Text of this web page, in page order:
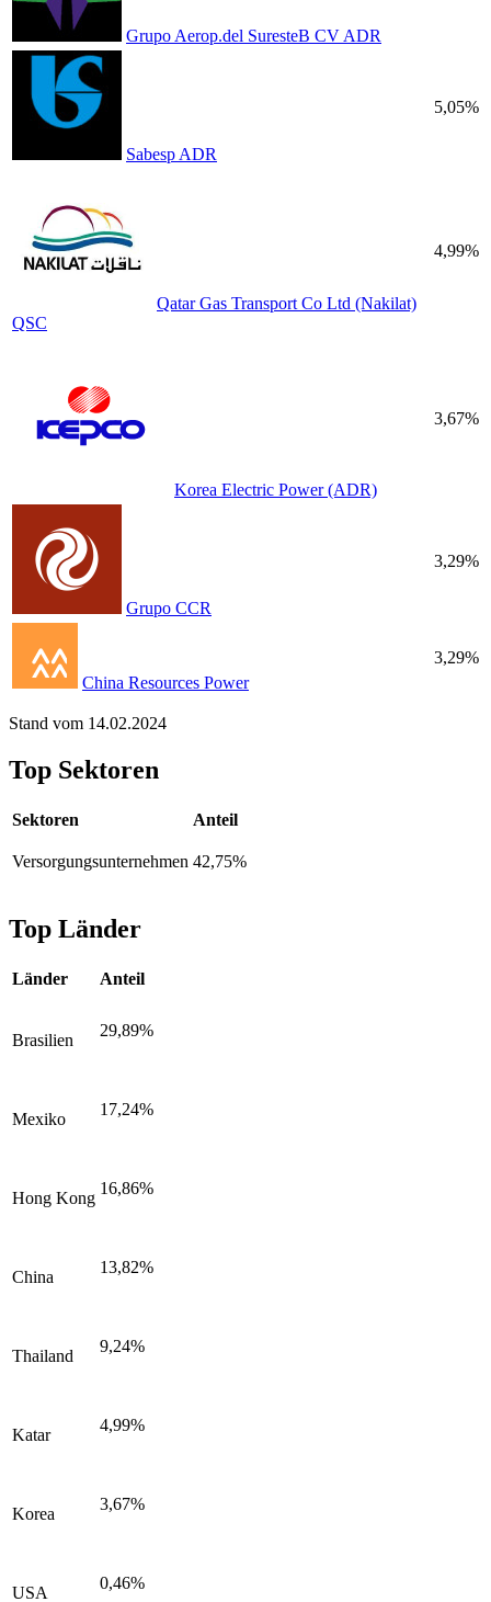
Grupo Aerop.del SuresteB CV ADR
Sabesp ADR
5,05%
Qatar Gas Transport Co Ltd (Nakilat)
QSC
4,99%
Korea Electric Power (ADR)
3,67%
Grupo CCR
3,29%
China Resources Power
3,29%
Stand vom 14.02.2024
Top Sektoren
Sektoren Anteil
Versorgungsunternehmen 42,75%
Top Länder
Länder Anteil
Brasilien
29,89%
Mexiko
17,24%
Hong Kong
16,86%
China
13,82%
Thailand
9,24%
Katar
4,99%
Korea
3,67%
USA
0,46%